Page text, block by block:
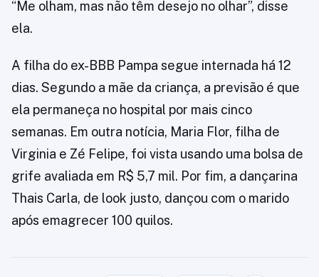
“Me olham, mas não têm desejo no olhar”, disse
ela.
A filha do ex-BBB Pampa segue internada há 12
dias. Segundo a mãe da criança, a previsão é que
ela permaneça no hospital por mais cinco
semanas. Em outra notícia, Maria Flor, filha de
Virginia e Zé Felipe, foi vista usando uma bolsa de
grife avaliada em R$ 5,7 mil. Por fim, a dançarina
Thais Carla, de look justo, dançou com o marido
após emagrecer 100 quilos.